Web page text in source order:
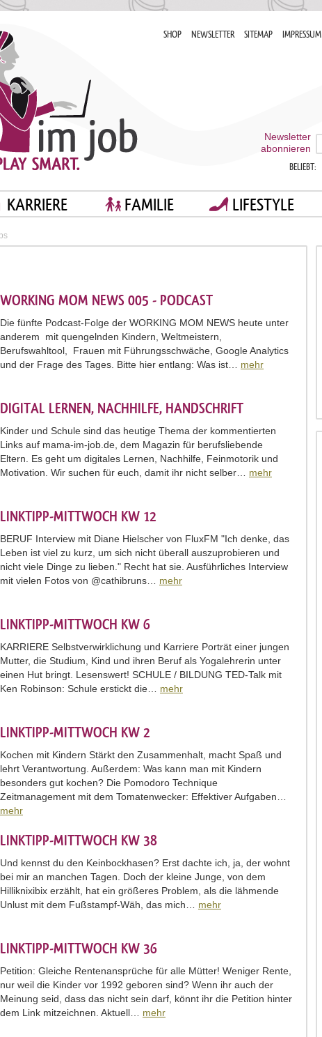
SHOP NEWSLETTER SITEMAP IMPRESSUM
Newsletter
abonnieren
BELIEBT:
KARRIERE FAMILIE LIFESTYLE
WORKING MOM NEWS 005 - PODCAST
Die fünfte Podcast-Folge der WORKING MOM NEWS heute unter
anderem mit quengelnden Kindern, Weltmeistern,
Berufswahltool, Frauen mit Führungsschwäche, Google Analytics
und der Frage des Tages. Bitte hier entlang: Was ist… mehr
DIGITAL LERNEN, NACHHILFE, HANDSCHRIFT
Kinder und Schule sind das heutige Thema der kommentierten
Links auf mama-im-job.de, dem Magazin für berufsliebende
Eltern. Es geht um digitales Lernen, Nachhilfe, Feinmotorik und
Motivation. Wir suchen für euch, damit ihr nicht selber… mehr
LINKTIPP-MITTWOCH KW 12
BERUF Interview mit Diane Hielscher von FluxFM "Ich denke, das
Leben ist viel zu kurz, um sich nicht überall auszuprobieren und
nicht viele Dinge zu lieben." Recht hat sie. Ausführliches Interview
mit vielen Fotos von @cathibruns… mehr
LINKTIPP-MITTWOCH KW 6
KARRIERE Selbstverwirklichung und Karriere Porträt einer jungen
Mutter, die Studium, Kind und ihren Beruf als Yogalehrerin unter
einen Hut bringt. Lesenswert! SCHULE / BILDUNG TED-Talk mit
Ken Robinson: Schule erstickt die… mehr
LINKTIPP-MITTWOCH KW 2
Kochen mit Kindern Stärkt den Zusammenhalt, macht Spaß und
lehrt Verantwortung. Außerdem: Was kann man mit Kindern
besonders gut kochen? Die Pomodoro Technique
Zeitmanagement mit dem Tomatenwecker: Effektiver Aufgaben…
mehr
LINKTIPP-MITTWOCH KW 38
Und kennst du den Keinbockhasen? Erst dachte ich, ja, der wohnt
bei mir an manchen Tagen. Doch der kleine Junge, von dem
Hilliknixibix erzählt, hat ein größeres Problem, als die lähmende
Unlust mit dem Fußstampf-Wäh, das mich… mehr
LINKTIPP-MITTWOCH KW 36
Petition: Gleiche Rentenansprüche für alle Mütter! Weniger Rente,
nur weil die Kinder vor 1992 geboren sind? Wenn ihr auch der
Meinung seid, dass das nicht sein darf, könnt ihr die Petition hinter
dem Link mitzeichnen. Aktuell… mehr